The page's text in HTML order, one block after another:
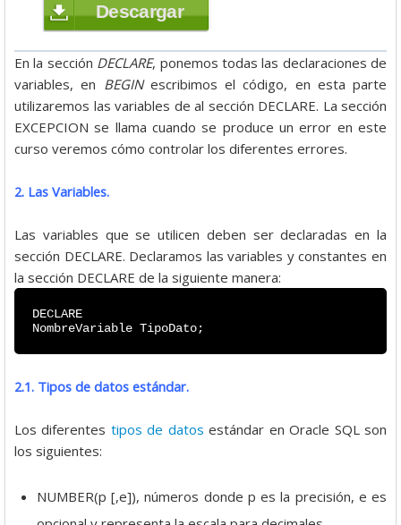
Descargar
En la sección DECLARE, ponemos todas las declaraciones de
variables, en BEGINescribimos el código, en esta parte
utilizaremos las variables de al sección DECLARE. La sección
EXCEPCION se llama cuando se produce un error en este
curso veremos cómo controlar los diferentes errores.
2. Las Variables.
Las variables que se utilicen deben ser declaradas en la
sección DECLARE. Declaramos las variables y constantes en
la sección DECLARE de la siguiente manera:
DECLARE
NombreVariable TipoDato;
2.1. Tipos de datos estándar.
Los diferentes tipos de datos estándar en Oracle SQL son
los siguientes:
NUMBER(p [,e]), números donde p es la precisión, e es